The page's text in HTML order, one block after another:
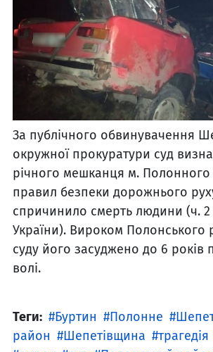
За публічного обвинувачення
окружної прокуратури суд
річного мешканця м.
правил безпеки дорожнього
спричинило смерть людини (ч. 2
України). Вироком Полонського
суду його засуджено до 6 років
волі.
Теги: Буртин Полонне
район
Шепетівщина трагедія